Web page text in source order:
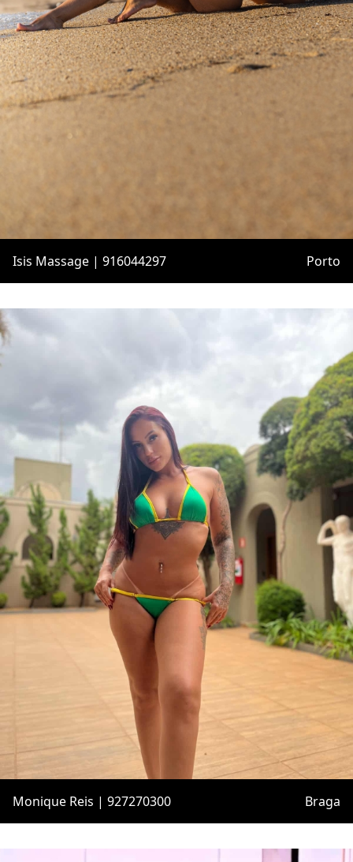
Isis Massage | 916044297 Porto
Monique Reis | 927270300 Braga